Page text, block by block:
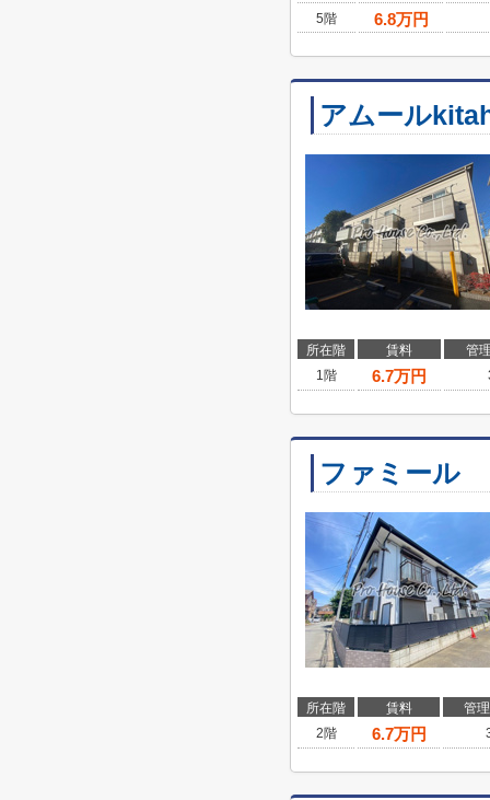
5階 6.8万円
アムール
所在階 賃料
管
1階
6.7万円
ファミール
所在階 賃料
管
2階
6.7万円